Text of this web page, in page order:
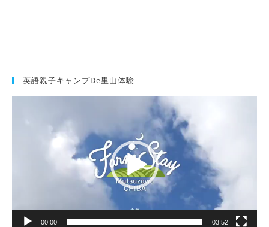
英語親子キャンプde里山体験
00:00 03:52